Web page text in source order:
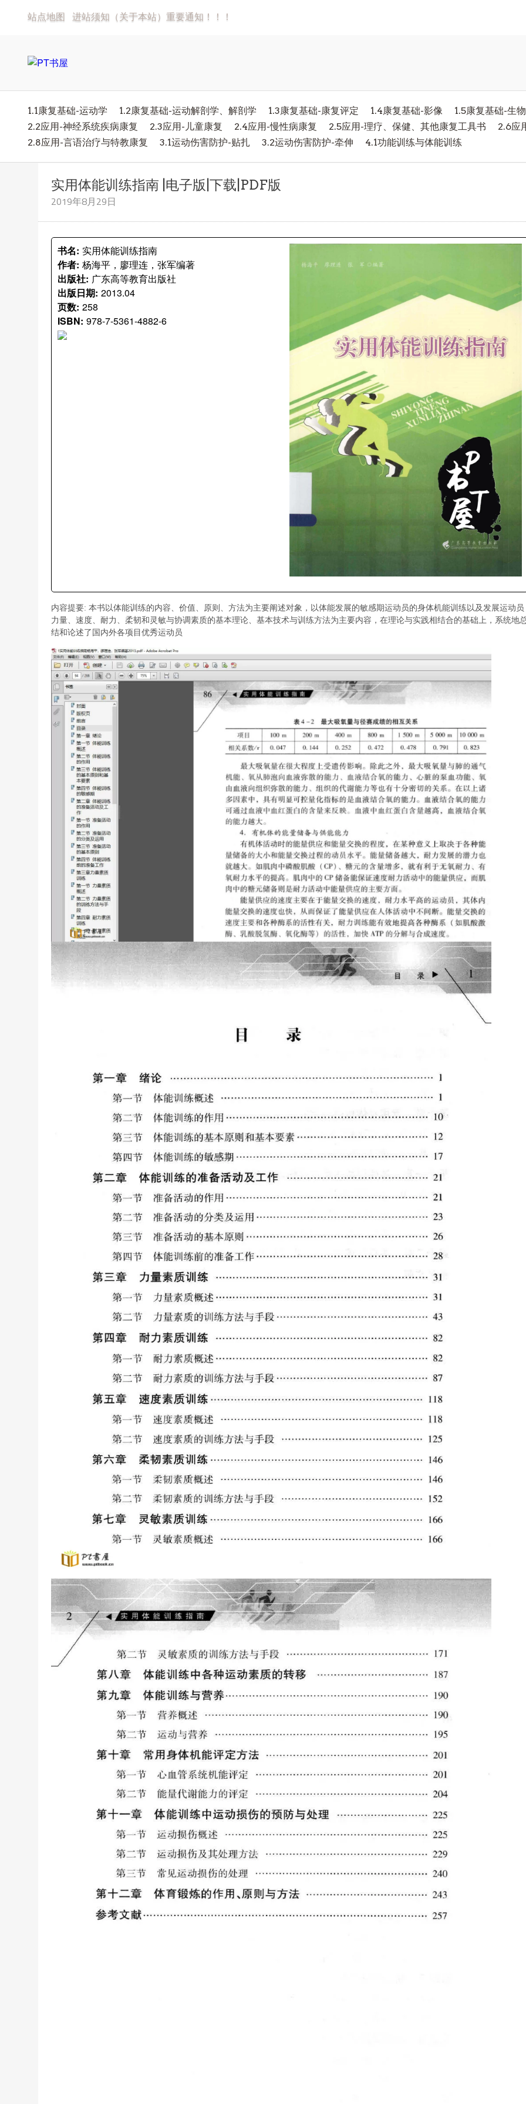
站点地图 进站须知（关于本站）重要通知！！！
1.1康复基础-运动学 1.2康复基础-运动解剖学、解剖学 1.3康复基础-康复评定 1.4康复基础-影像
1.5康复基础-生
2.2应用-神经系统疾病康复
2.3应用-儿童康复 2.4应用-慢性病康复 2.5应用-理疗、保健、其他康复工具书
2.6应
2.8应用-言语治疗与特教康复
3.1运动伤害防护-贴扎 3.2运动伤害防护-牵伸 4.1功能训练与体能训练
实用体能训练指南 |电子版|下载|PDF版
2019年8月29日
书名: 实用体能训练指南
作者: 杨海平，廖理连，张军编著
出版社: 广东高等教育出版社
出版日期: 2013.04
页数: 258
ISBN: 978-7-5361-4882-6
内容提要: 本书以体能训练的内容、价值、原则、方法为主要阐述对象，以体能发展的敏感期运动员的身体机能训练以及发展运动员
力量、速度、耐力、柔韧和灵敏与协调素质的基本理论、基本技术与训练方法为主要内容，在理论与实践相结合的基础上，系统地
结和论述了国内外各项目优秀运动员